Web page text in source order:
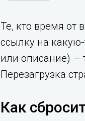
Те, кто время от
ссылку на
или описание) —
Перезагрузка
Как